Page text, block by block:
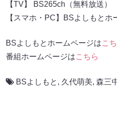
【TV】 BS265ch（無料放送）
【スマホ・PC】BSよしもとホ
BSよしもとホームページはこ
番組ホームページはこちら
BSよしもと , 久代萌美, 森三